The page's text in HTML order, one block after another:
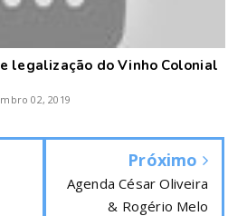
legalização do Vinho Colonial
02, 2019
Próximo
Agenda César Oliveira
& Rogério Melo